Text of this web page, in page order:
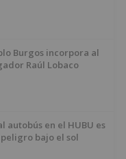
Burgos incorpora al
Raúl Lobaco
autobús en el HUBU es
bajo el sol